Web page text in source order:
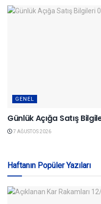
GENEL
Günlük Açığa Satış
7 AĞUSTOS 2026
Haftanın Popüler Yazıları